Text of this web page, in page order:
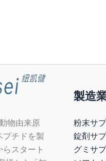
物由来原
プチドを製
スタート
製造
粉末サ
錠剤サ
グミサ